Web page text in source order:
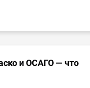
и ОСАГО — что